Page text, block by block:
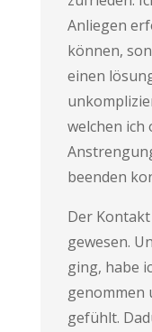
Anliegen
können,
einen
welchen ich
beenden
Der
gewesen.
ging, habe
genommen
gefühlt.